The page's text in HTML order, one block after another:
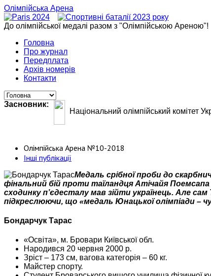
Олімпійська Арена
До олімпійської медалі разом з "Олімпійською Ареною"!
Головна
Про журнал
Передплата
Архів номерів
Контакти
Засновник:
Національний олімпійський комітет
Олімпійська Арена №10-2018
Інші публікації
Медаль срібної проби до
фінальний бій проти таїландця Атічайя
сходинку п’єдесталу мав зійти українець. Але
підкреслюючи, що «медаль Юнацької олімпіади –
Бондарчук Тарас
«Освіта», м. Бровари Київської обл.
Народився 20 червня 2000 р.
Зріст – 173 см, вагова категорія – 60 кг.
Майстер спорту.